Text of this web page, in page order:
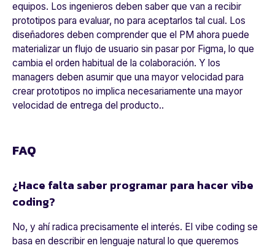
equipos. Los ingenieros deben saber que van a recibir
prototipos para evaluar, no para aceptarlos tal cual. Los
diseñadores deben comprender que el PM ahora puede
materializar un flujo de usuario sin pasar por Figma, lo que
cambia el orden habitual de la colaboración. Y los
managers deben asumir que una mayor velocidad para
crear prototipos no implica necesariamente una mayor
velocidad de entrega del producto..
FAQ
¿Hace falta saber programar para hacer vibe
coding?
No, y ahí radica precisamente el interés. El vibe coding se
basa en describir en lenguaje natural lo que queremos